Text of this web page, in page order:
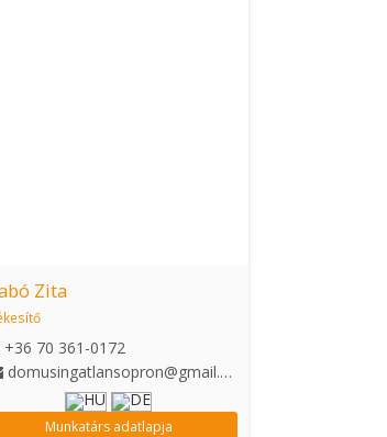
Zita
+36 70 361-0172
domusingatlansopron@gmail.com
Munkatárs adatlapja